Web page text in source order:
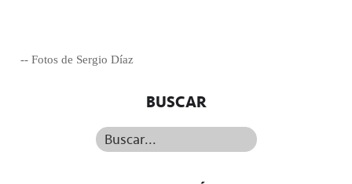
-- Fotos de Sergio Díaz
BUSCAR
Buscar...